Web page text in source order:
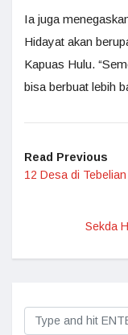
Ia juga
Hidayat akan
Kapuas Hulu.
bisa berbuat lebih
Read Previous
12 Desa di
Sekda